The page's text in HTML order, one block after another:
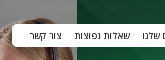
שלנו שאלות נפוצות צור קשר